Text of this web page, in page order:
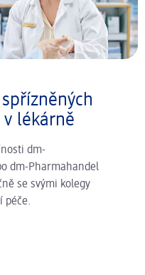
lékárně
dm-
dm-Pharmahandel
se svými kolegy
péče.